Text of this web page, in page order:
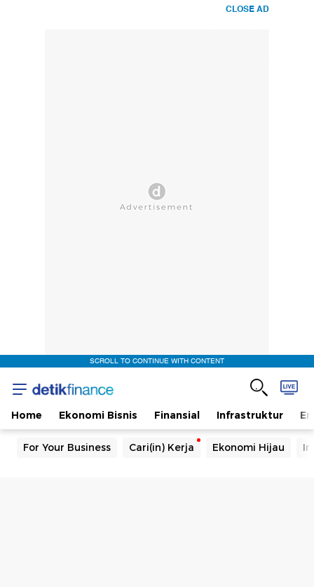
CLOSE AD
SCROLL TO CONTINUE WITH CONTENT
Home Ekonomi Bisnis Finansial Infrastruktur
For Your Business Cari(in) Kerja Ekonomi Hijau